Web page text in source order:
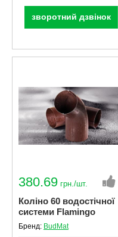
зворотний дзвінок
380.69 грн./шт.
Коліно 60 водостічної
системи Flamingo
Бренд: BudMat